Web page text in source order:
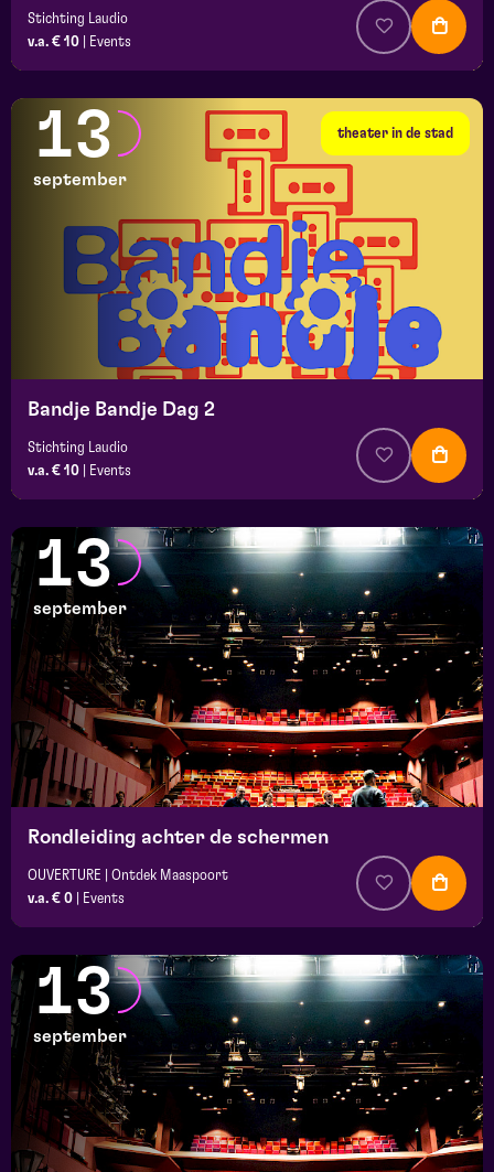
Stichting Laudio
v.a. € 10
Events
theater in de stad
13
september
Bandje Bandje Dag 2
Stichting Laudio
v.a. € 10
Events
13
september
Rondleiding achter de schermen
OUVERTURE | Ontdek Maaspoort
v.a. € 0
Events
13
september